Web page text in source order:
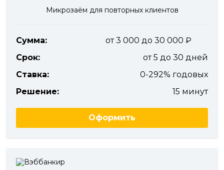
Микрозаём для повторных клиентов
Сумма:
от 3 000 до 30 000
Срок:
от 5 до 30 дней
Ставка:
0-292% годовых
Решение:
15 минут
Оформить